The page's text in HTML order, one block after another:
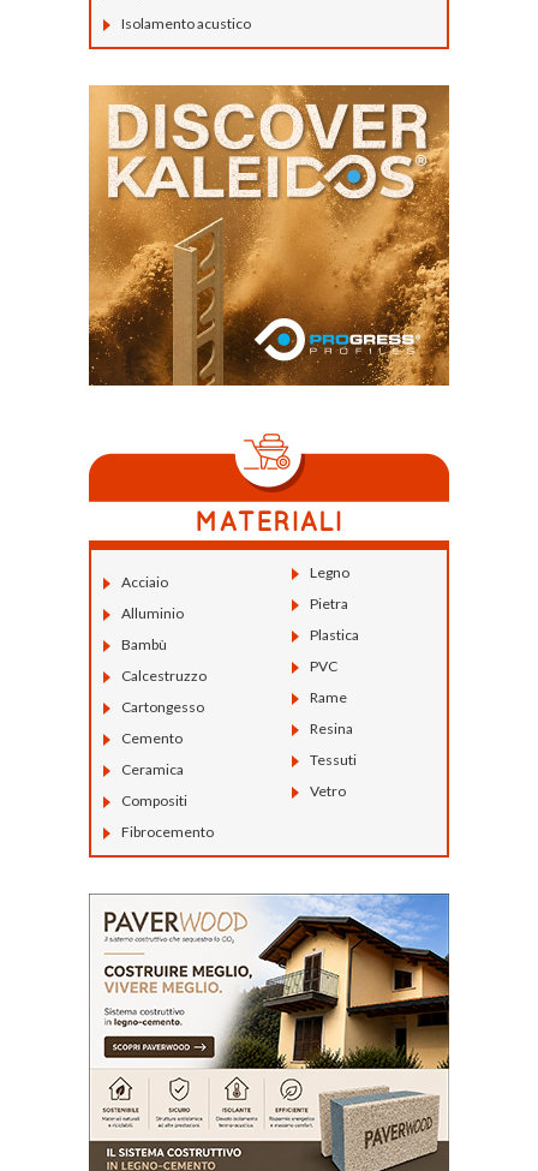
Isolamento acustico
Acciaio
Alluminio
Bambù
Calcestruzzo
Cartongesso
Cemento
Ceramica
Compositi
Fibrocemento
Legno
Pietra
Plastica
PVC
Rame
Resina
Tessuti
Vetro